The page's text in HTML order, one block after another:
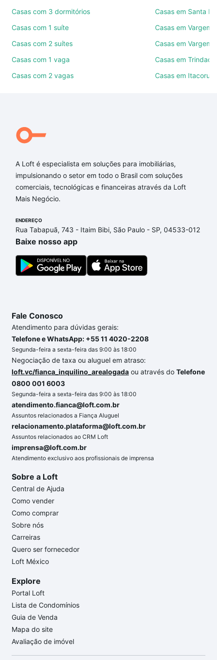
ruas, bairros e até condomínios favoritos. Você
também pode usar os filtros como quantidade de
quartos, suítes, com ou sem vaga de garagem para
comodidades, como piscina, academia, salão de
Qual o preço de Casas com 1 suite à venda em
Cacupé, Florianópolis, SC?
Aqui na Loft temos a oferta ideal para você, com
Casas com 1 suite à venda em Cacupé,
Florianópolis, SC que custam a partir de R$ 0 e com
nossas opções de financiamento imobiliário as
ainda tem alguma dúvida dos custos envolvidos no
processo de compra, veja em nosso portal quanto
custa comprar um apartamento
gente para comprar o imóvel dos seus sonhos com
segurança e conforto. Loft, com você até as
Casas com 3 dormitórios
Casas com 1 suíte
Casas com 2 suítes
Casas com 1 vaga
Casas com 2 vagas
Casas em Santa
Casas em Vargem
Casas em Vargem
Casas em Trindade
Casas em Itacorubi
A Loft é especialista em soluções para imobiliárias,
impulsionando o setor em todo o Brasil com soluções
comerciais, tecnológicas e financeiras através da Loft
Mais Negócio.
ENDEREÇO
Rua Tabapuã, 743 - Itaim Bibi, São Paulo - SP, 04533-012
Baixe nosso app
Fale Conosco
Atendimento para dúvidas gerais:
Telefone e WhatsApp: +55 11 4020-2208
Segunda-feira a sexta-feira das 9:00 às 18:00
Negociação de taxa ou aluguel em atraso:
loft.vc/fianca_inquilino_arealogada ou através do Telefone
0800 001 6003
Segunda-feira a sexta-feira das 9:00 às 18:00
atendimento.fianca@loft.com.br
Assuntos relacionados a Fiança Aluguel
relacionamento.plataforma@loft.com.br
Assuntos relacionados ao CRM Loft
imprensa@loft.com.br
Atendimento exclusivo aos profissionais de imprensa
Sobre a Loft
Central de Ajuda
Como vender
Como comprar
Sobre nós
Carreiras
Quero ser fornecedor
Loft México
Explore
Portal Loft
Lista de Condomínios
Guia de Venda
Mapa do site
Avaliação de imóvel